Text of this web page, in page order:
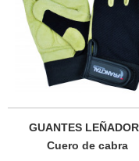
GUANTES
Cuero de cabra